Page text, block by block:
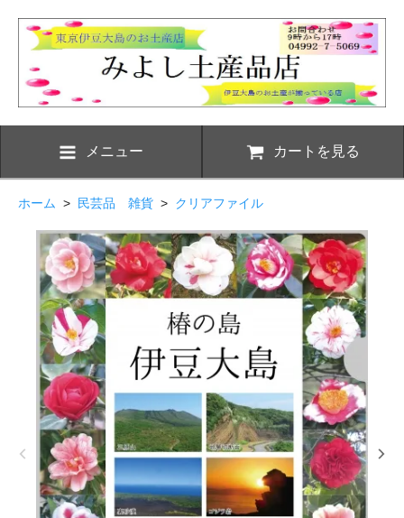
メニュー カートを見る
ホーム > 民芸品 雑貨 > クリアファイル